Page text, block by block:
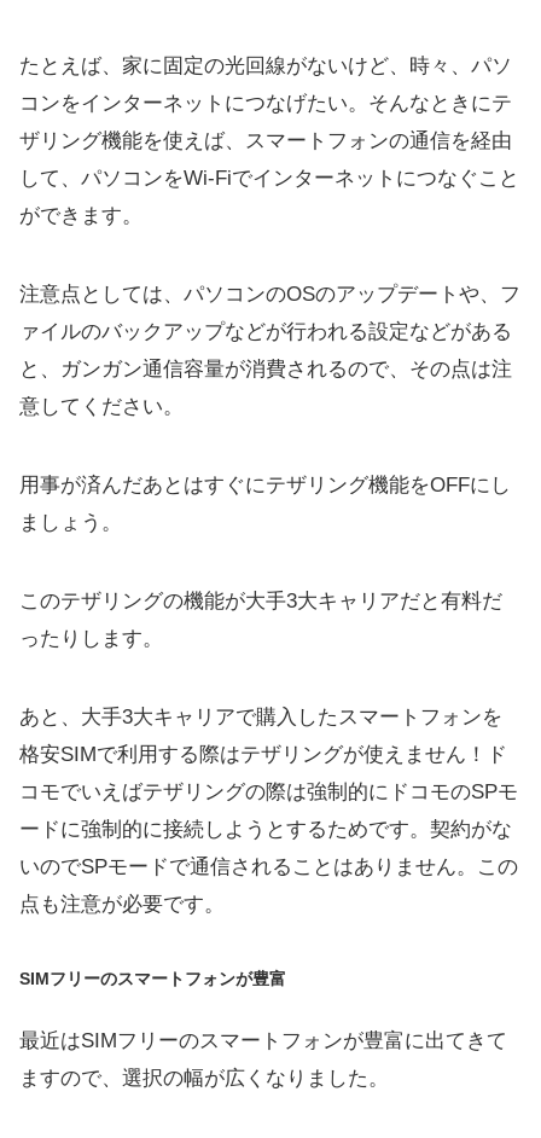
たとえば、家に固定の光回線がないけど、時々、パソ
コンをインターネットにつなげたい。そんなときにテ
ザリング機能を使えば、スマートフォンの通信を経由
して、パソコンをWi-Fiでインターネットにつなぐこと
ができます。
注意点としては、パソコンのOSのアップデートや、フ
ァイルのバックアップなどが行われる設定などがある
と、ガンガン通信容量が消費されるので、その点は注
意してください。
用事が済んだあとはすぐにテザリング機能をOFFにし
ましょう。
このテザリングの機能が大手3大キャリアだと有料だ
ったりします。
あと、大手3大キャリアで購入したスマートフォンを
格安SIMで利用する際はテザリングが使えません！ド
コモでいえばテザリングの際は強制的にドコモのSPモ
ードに強制的に接続しようとするためです。契約がな
いのでSPモードで通信されることはありません。この
点も注意が必要です。
SIMフリーのスマートフォンが豊富
最近はSIMフリーのスマートフォンが豊富に出てきて
ますので、選択の幅が広くなりました。